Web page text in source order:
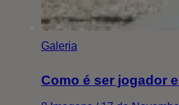
Galeria
Como é ser jogador